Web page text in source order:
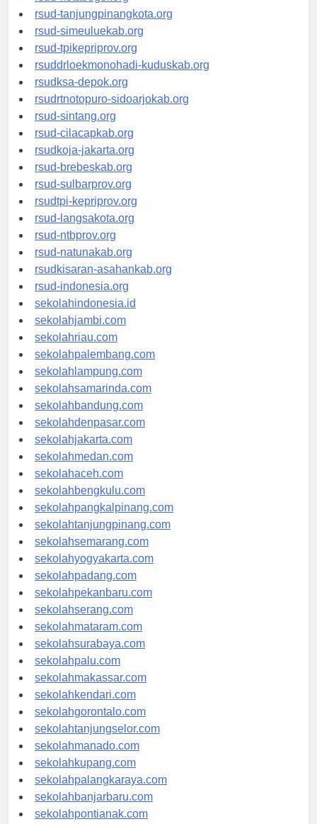
rsud-kotabogor.org
rsud-tanjungpinangkota.org
rsud-simeuluekab.org
rsud-tpikepriprov.org
rsuddrloekmonohadi-kuduskab.org
rsudksa-depok.org
rsudrtnotopuro-sidoarjokab.org
rsud-sintang.org
rsud-cilacapkab.org
rsudkoja-jakarta.org
rsud-brebeskab.org
rsud-sulbarprov.org
rsudtpi-kepriprov.org
rsud-langsakota.org
rsud-ntbprov.org
rsud-natunakab.org
rsudkisaran-asahankab.org
rsud-indonesia.org
sekolahindonesia.id
sekolahjambi.com
sekolahriau.com
sekolahpalembang.com
sekolahlampung.com
sekolahsamarinda.com
sekolahbandung.com
sekolahdenpasar.com
sekolahjakarta.com
sekolahmedan.com
sekolahaceh.com
sekolahbengkulu.com
sekolahpangkalpinang.com
sekolahtanjungpinang.com
sekolahsemarang.com
sekolahyogyakarta.com
sekolahpadang.com
sekolahpekanbaru.com
sekolahserang.com
sekolahmataram.com
sekolahsurabaya.com
sekolahpalu.com
sekolahmakassar.com
sekolahkendari.com
sekolahgorontalo.com
sekolahtanjungselor.com
sekolahmanado.com
sekolahkupang.com
sekolahpalangkaraya.com
sekolahbanjarbaru.com